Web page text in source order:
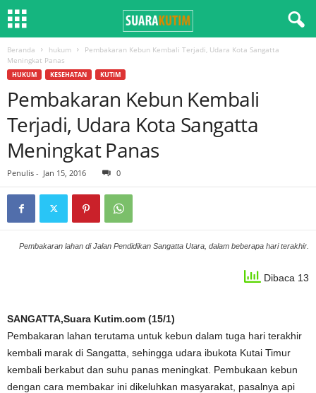
Beranda hukum
Pembakaran Kebun Kembali Terjadi, Udara Kota Sangatta
Meningkat Panas
HUKUM KESEHATAN KUTIM
Pembakaran Kebun Kembali
Terjadi, Udara Kota Sangatta
Meningkat Panas
Penulis - Jan 15, 2016 0
Pembakaran lahan di Jalan Pendidikan Sangatta Utara, dalam beberapa hari terakhir.
Dibaca 13
SANGATTA,Suara Kutim.com (15/1)
Pembakaran lahan terutama untuk kebun dalam tuga hari terakhir
kembali marak di Sangatta, sehingga udara ibukota Kutai Timur
kembali berkabut dan suhu panas meningkat. Pembukaan kebun
dengan cara membakar ini dikeluhkan masyarakat, pasalnya api